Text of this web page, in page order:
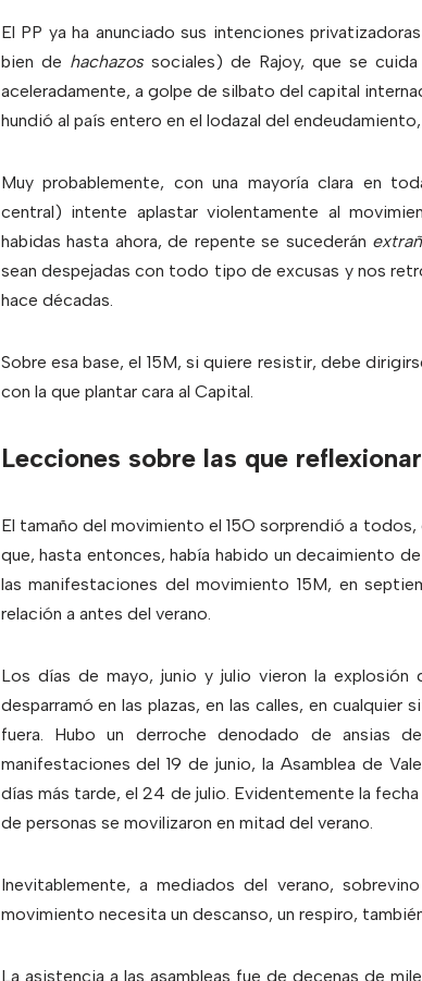
El PP ya ha anunciado sus intenciones
bien de hachazossociales) de Rajoy, que se
aceleradamente, a golpe de silbato del capital
hundió al país entero en el lodazal del
Muy probablemente, con una mayoría clara en
central) intente aplastar violentamente al
habidas hasta ahora, de repente se sucederán
sean despejadas con todo tipo de excusas y nos
hace décadas.
Sobre esa base, el 15M, si quiere resistir, debe
con la que plantar cara al Capital.
Lecciones sobre las que reflexionar
El tamaño del movimiento el 15O sorprendió a
que, hasta entonces, había habido un decaimiento
las manifestaciones del movimiento 15M, en
relación a antes del verano.
Los días de mayo, junio y julio vieron la
desparramó en las plazas, en las calles, en
fuera. Hubo un derroche denodado de ansias
manifestaciones del 19 de junio, la Asamblea de
días más tarde, el 24 de julio. Evidentemente la
de personas se movilizaron en mitad del verano.
Inevitablemente, a mediados del verano,
movimiento necesita un descanso, un respiro,
La asistencia a las asambleas fue de decenas de